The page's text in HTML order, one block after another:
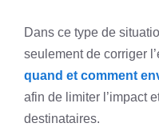
Dans ce type de
seulement de corriger
quand et comment
afin de limiter l’impact
destinataires.